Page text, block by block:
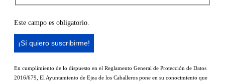
Este campo es obligatorio.
En cumplimiento de lo dispuesto en el Reglamento General de Protección de Datos
2016/679, El Ayuntamiento de Ejea de los Caballeros pone en su conocimiento que